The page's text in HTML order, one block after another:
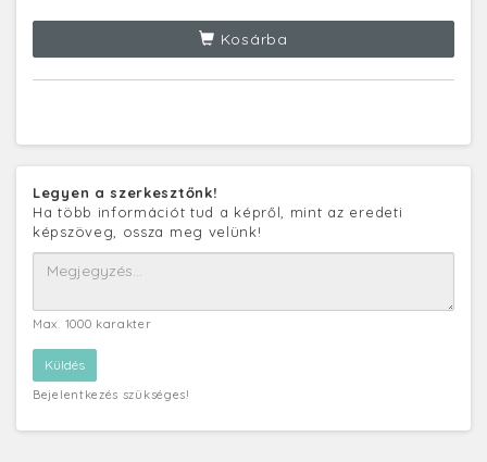
Kosárba
Legyen a szerkesztőnk!
Ha több információt tud a képről, mint az eredeti
képszöveg, ossza meg velünk!
Max. 1000 karakter
Bejelentkezés szükséges!